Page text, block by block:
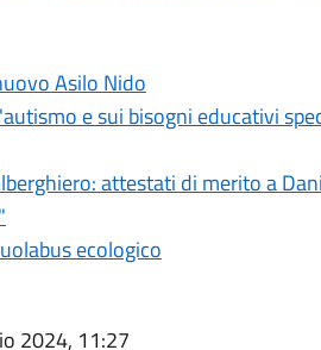
Asilo Nido
e sui bisogni educativi
attestati di merito a
ecologico
2024, 11:27